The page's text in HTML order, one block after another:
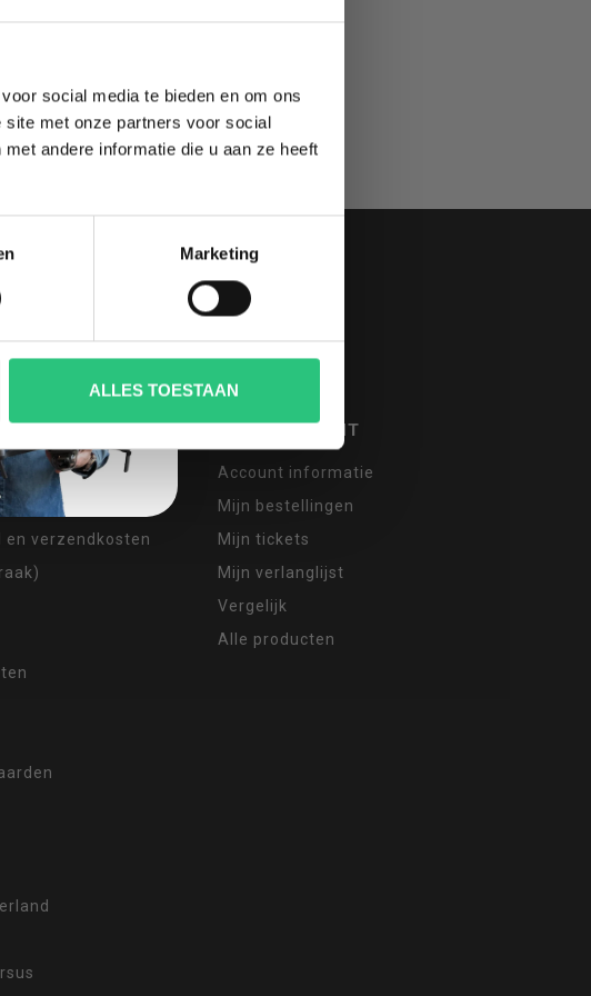
social media te bieden en om ons
met onze partners voor social
andere informatie die u aan ze heeft
Marketing
ALLES TOESTAAN
en verzendkosten
MIJN ACCOUNT
Account informatie
Mijn bestellingen
Mijn tickets
Mijn verlanglijst
Vergelijk
Alle producten